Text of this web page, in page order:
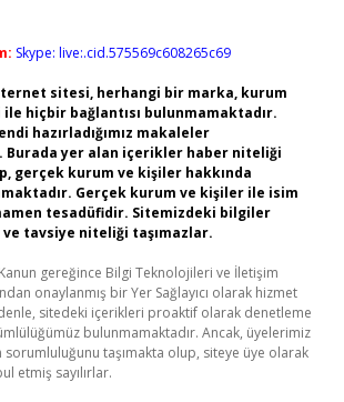
Skype: live:.cid.575569c608265c69
sitesi, herhangi bir marka, kurum
hiçbir bağlantısı bulunmamaktadır.
hazırladığımız makaleler
Burada yer alan içerikler haber niteliği
gerçek kurum ve kişiler hakkında
Gerçek kurum ve kişiler ile isim
tesadüfidir. Sitemizdeki bilgiler
tavsiye niteliği taşımazlar.
Kanun gereğince Bilgi Teknolojileri ve İletişim
onaylanmış bir Yer Sağlayıcı olarak hizmet
sitedeki içerikleri proaktif olarak denetleme
bulunmamaktadır. Ancak, üyelerimiz
sorumluluğunu taşımakta olup, siteye üye olarak
etmiş sayılırlar.